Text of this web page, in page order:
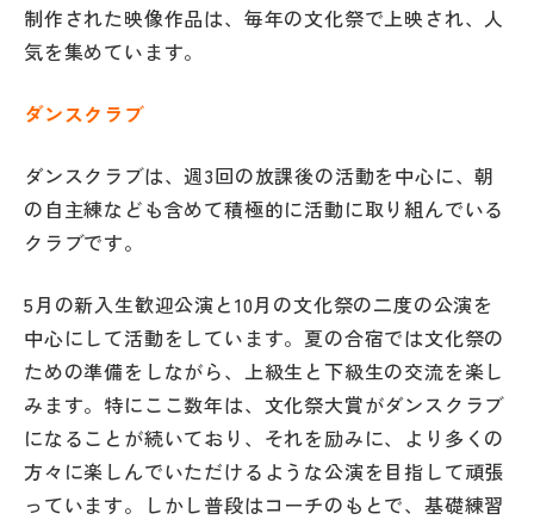
制作された映像作品は、毎年の文化祭で上映され、人
気を集めています。
ダンスクラブ
ダンスクラブは、週3回の放課後の活動を中心に、朝
の自主練なども含めて積極的に活動に取り組んでいる
クラブです。
5月の新入生歓迎公演と10月の文化祭の二度の公演を
中心にして活動をしています。夏の合宿では文化祭の
ための準備をしながら、上級生と下級生の交流を楽し
みます。特にここ数年は、文化祭大賞がダンスクラブ
になることが続いており、それを励みに、より多くの
方々に楽しんでいただけるような公演を目指して頑張
っています。しかし普段はコーチのもとで、基礎練習